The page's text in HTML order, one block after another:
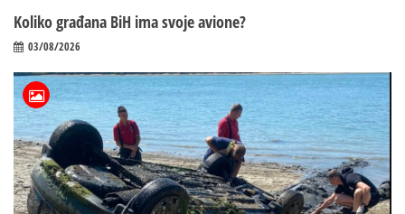
Koliko građana BiH ima svoje avione?
03/08/2026